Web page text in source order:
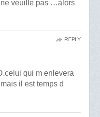
ne veuille pas …alors
qui m enlevera
il est temps d
REPLY